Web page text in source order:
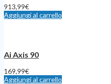
913,99€
Aggiungi al carrello
Ai Axis 90
169,99€
Aggiungi al carrello